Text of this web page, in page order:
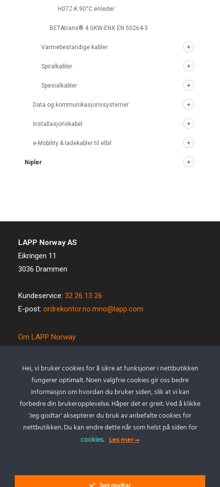
H07Z-K 90°C enleder
BETAtrans® 4 GKW-ENX EN 50264-3
Varmebestandige kabler
Spiralkabler
Spesialkabler
Data og kommunikasjonssystemer
Installasjonskabel
e-Mobility & ladekabler til elbil
Nipler
LAPP Norway AS
Eikringen 11
3036 Drammen
Kundeservice:32 26 13 26
E-post:ordrekontor.no.mno@lapp.com
Om LAPP Norway
Kvalitet og miljø
Betingelser
Kontakt oss
Cookie policy
Personvernserklæring
Hei, vi bruker cookies for å sikre at funksjoner i nettbutikken
fungerer optimalt. Noen valgfrie cookies gir oss bedre
informasjon om hvordan du bruker siden, slik at vi kan
forbedre din brukeropplevelse. Håper det er greit. Ved å klikke
'Jeg godtar' aksepterer du bruk av anbefalte cookies for
nettbutikken. Du kan endre dette når som helst på siden for
cookies. Les mer
Jeg godtar